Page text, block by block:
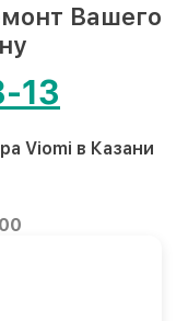
Вашего
13
Viomi в Казани